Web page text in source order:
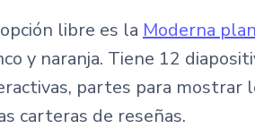
libre es la Moderna
y naranja. Tiene 12
partes para mostrar
carteras de reseñas.